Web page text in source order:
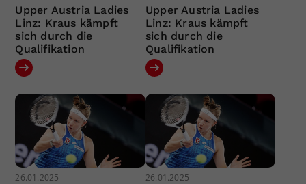
Upper Austria Ladies
Linz: Kraus kämpft
sich durch die
Qualifikation
Upper Austria Ladies
Linz: Kraus kämpft
sich durch die
Qualifikation
26.01.2025 26.01.2025